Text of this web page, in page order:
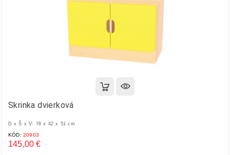
Skrinka dvierková
D x Š x V: 78 x 42 x 51 cm
KÓD: 20903
145,00 €